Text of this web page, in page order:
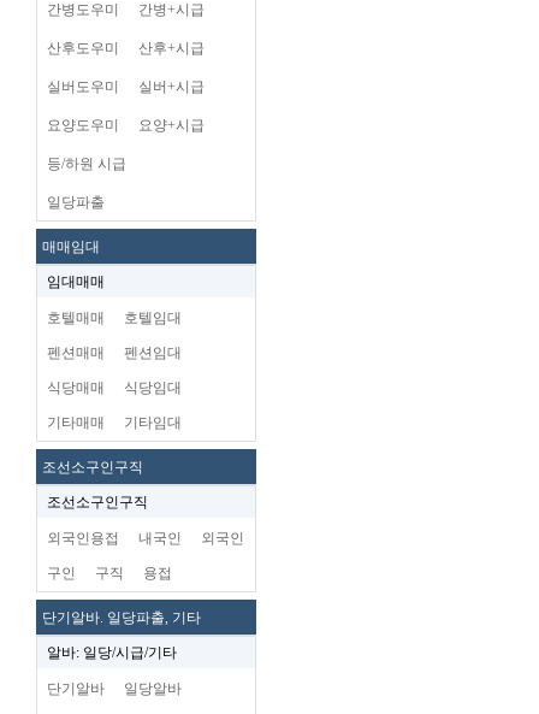
간병도우미 간병+시급
산후도우미 산후+시급
실버도우미 실버+시급
요양도우미 요양+시급
등/하원 시급
일당파출
매매임대
임대매매
호텔매매 호텔임대
펜션매매 펜션임대
식당매매 식당임대
기타매매 기타임대
조선소구인구직
조선소구인구직
외국인용접 내국인 외국인
구인 구직 용접
단기알바. 일당파출, 기타
알바: 일당/시급/기타
단기알바 일당알바